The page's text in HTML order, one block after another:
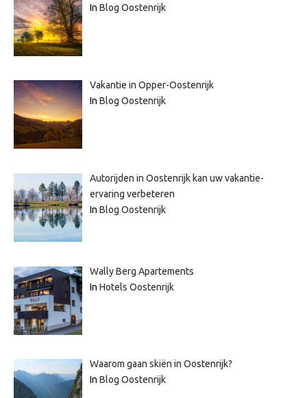
In Blog Oostenrijk
Vakantie in Opper-Oostenrijk
In Blog Oostenrijk
Autorijden in Oostenrijk kan uw vakantie-
ervaring verbeteren
In Blog Oostenrijk
Wally Berg Apartements
In Hotels Oostenrijk
Waarom gaan skiën in Oostenrijk?
In Blog Oostenrijk